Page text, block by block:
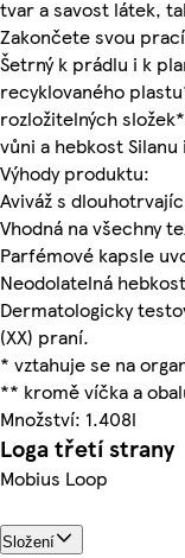
tvar a savost látek,
Zakončete svou
Šetrný k prádlu i k
recyklovaného
rozložitelných
vůni a hebkost
Výhody produktu:
Aviváž s
Vhodná na všechny
Parfémové kapsle
Neodolatelná hebkost
Dermatologicky
(XX) praní.
* vztahuje se na
** kromě víčka a
Množství: 1.408l
Loga třetí strany
Mobius Loop
Složení